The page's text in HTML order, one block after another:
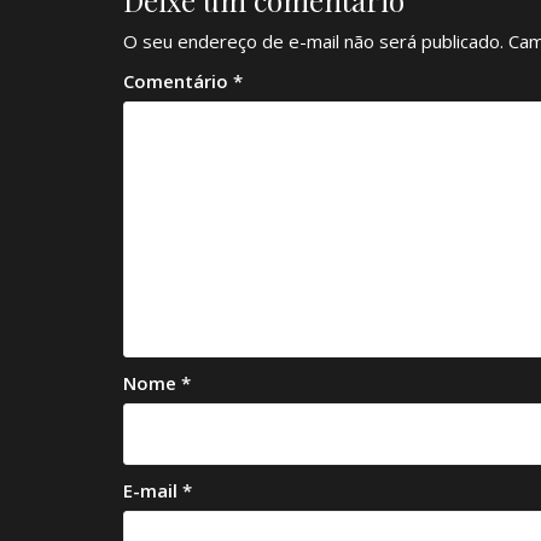
O seu endereço de e-mail não será publicado.
Comentário *
Nome *
E-mail *